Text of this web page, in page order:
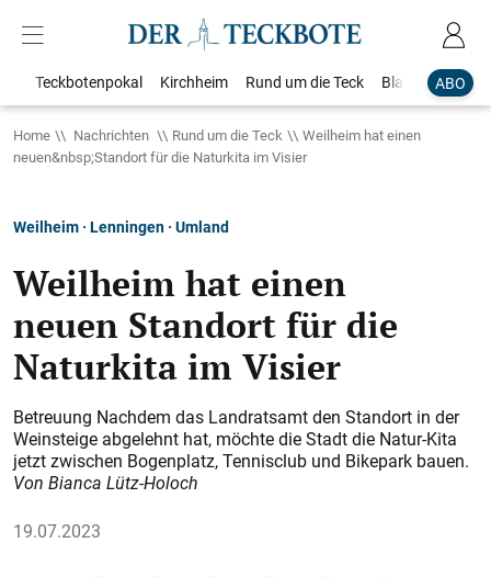
ABO
Teckbotenpokal Kirchheim Rund um die Teck Blaulicht
Home Nachrichten Rund um die Teck
Weilheim hat einen
neuen&nbsp;Standort für die Naturkita im Visier
Weilheim · Lenningen · Umland
Weilheim hat einen
neuen Standort für die
Naturkita im Visier
Betreuung Nachdem das Landratsamt den Standort in der
Weinsteige abgelehnt hat, möchte die Stadt die Natur-Kita
jetzt zwischen Bogenplatz, Tennisclub und Bikepark bauen.
Von Bianca Lütz-Holoch
19.07.2023